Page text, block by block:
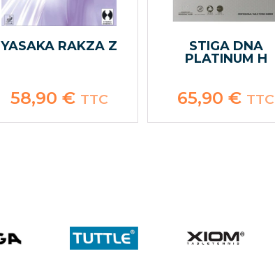
YASAKA RAKZA Z
58,90 € TTC
STIGA DNA
PLATINUM H
65,90€ TTC